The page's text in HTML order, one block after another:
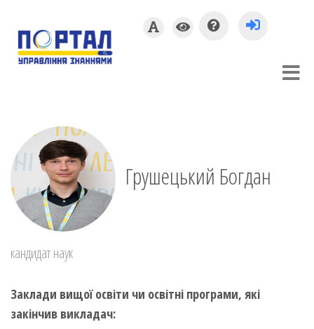
Грушецький Богдан
кандидат наук
Заклади вищої освіти чи освітні програми, які
закінчив викладач: